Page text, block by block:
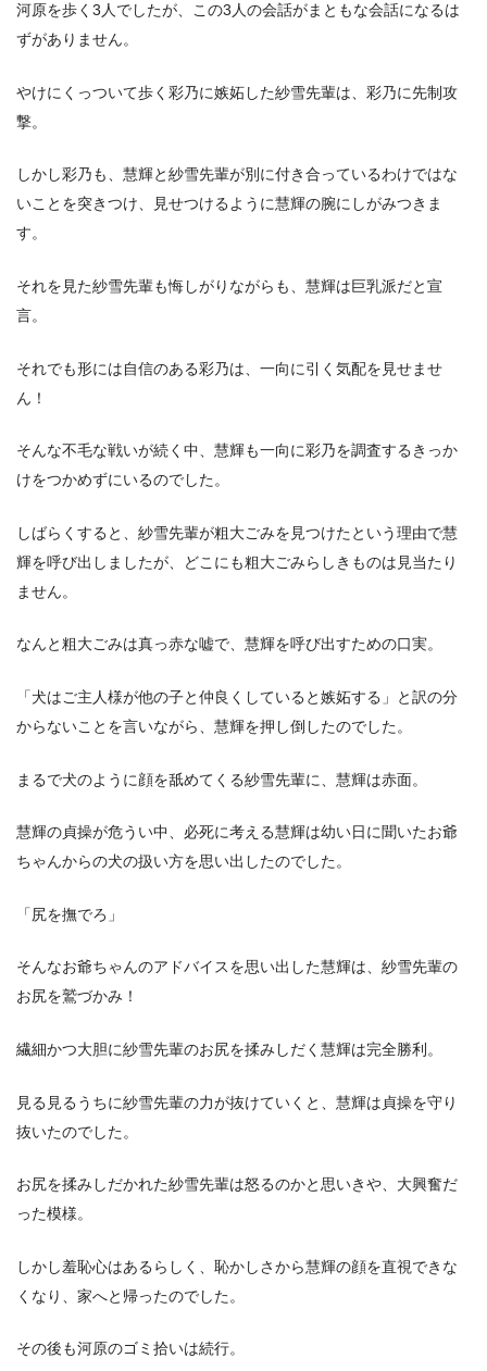
河原を歩く3人でしたが、この3人の会話がまともな会話になるは
ずがありません。
やけにくっついて歩く彩乃に嫉妬した紗雪先輩は、彩乃に先制攻
撃。
しかし彩乃も、慧輝と紗雪先輩が別に付き合っているわけではな
いことを突きつけ、見せつけるように慧輝の腕にしがみつきま
す。
それを見た紗雪先輩も悔しがりながらも、慧輝は巨乳派だと宣
言。
それでも形には自信のある彩乃は、一向に引く気配を見せませ
ん！
そんな不毛な戦いが続く中、慧輝も一向に彩乃を調査するきっか
けをつかめずにいるのでした。
しばらくすると、紗雪先輩が粗大ごみを見つけたという理由で慧
輝を呼び出しましたが、どこにも粗大ごみらしきものは見当たり
ません。
なんと粗大ごみは真っ赤な嘘で、慧輝を呼び出すための口実。
「犬はご主人様が他の子と仲良くしていると嫉妬する」と訳の分
からないことを言いながら、慧輝を押し倒したのでした。
まるで犬のように顔を舐めてくる紗雪先輩に、慧輝は赤面。
慧輝の貞操が危うい中、必死に考える慧輝は幼い日に聞いたお爺
ちゃんからの犬の扱い方を思い出したのでした。
「尻を撫でろ」
そんなお爺ちゃんのアドバイスを思い出した慧輝は、紗雪先輩の
お尻を鷲づかみ！
繊細かつ大胆に紗雪先輩のお尻を揉みしだく慧輝は完全勝利。
見る見るうちに紗雪先輩の力が抜けていくと、慧輝は貞操を守り
抜いたのでした。
お尻を揉みしだかれた紗雪先輩は怒るのかと思いきや、大興奮だ
った模様。
しかし羞恥心はあるらしく、恥かしさから慧輝の顔を直視できな
くなり、家へと帰ったのでした。
その後も河原のゴミ拾いは続行。